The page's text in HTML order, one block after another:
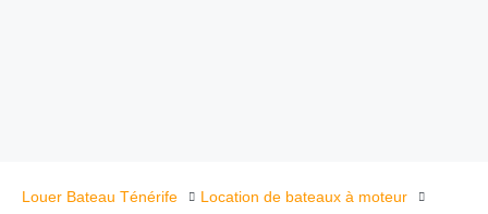
Louer Bateau Ténérife
Location de bateaux à moteur